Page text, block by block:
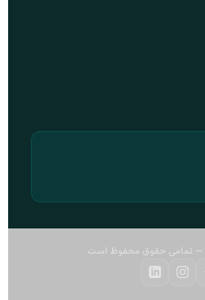
— تمامی حقوق محفوظ است